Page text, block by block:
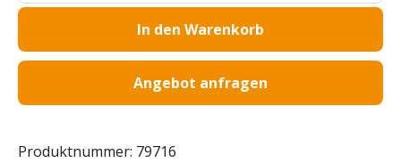
In den Warenkorb
Angebot anfragen
Produktnummer: 79716